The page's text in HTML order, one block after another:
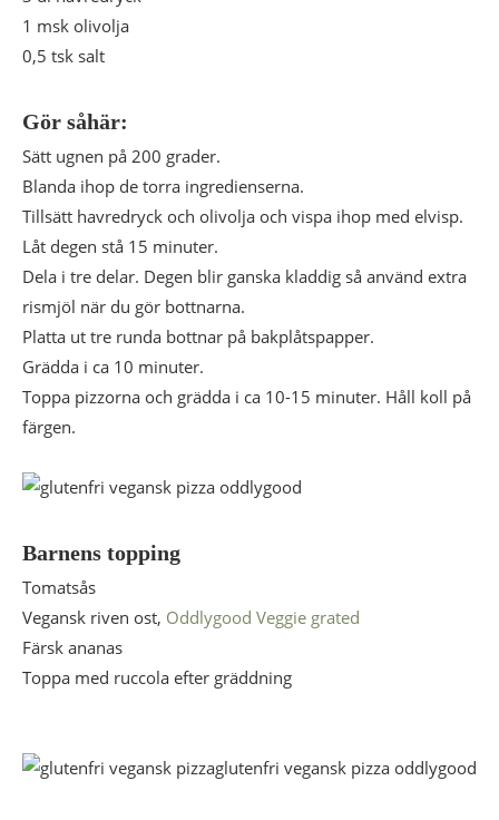
1 msk olivolja
0,5 tsk salt
Gör såhär:
Sätt ugnen på 200 grader.
Blanda ihop de torra ingredienserna.
Tillsätt havredryck och olivolja och vispa ihop med elvisp.
Låt degen stå 15 minuter.
Dela i tre delar. Degen blir ganska kladdig så använd extra
rismjöl när du gör bottnarna.
Platta ut tre runda bottnar på bakplåtspapper.
Grädda i ca 10 minuter.
Toppa pizzorna och grädda i ca 10-15 minuter. Håll koll på
färgen.
Barnens topping
Tomatsås
Vegansk riven ost, Oddlygood Veggie grated
Färsk ananas
Toppa med ruccola efter gräddning